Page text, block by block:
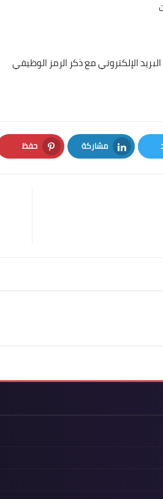
الإلكتروني مع ذكر الرمز الوظيفي
مشاركة
LinkedIn
حفظ
Pinterest